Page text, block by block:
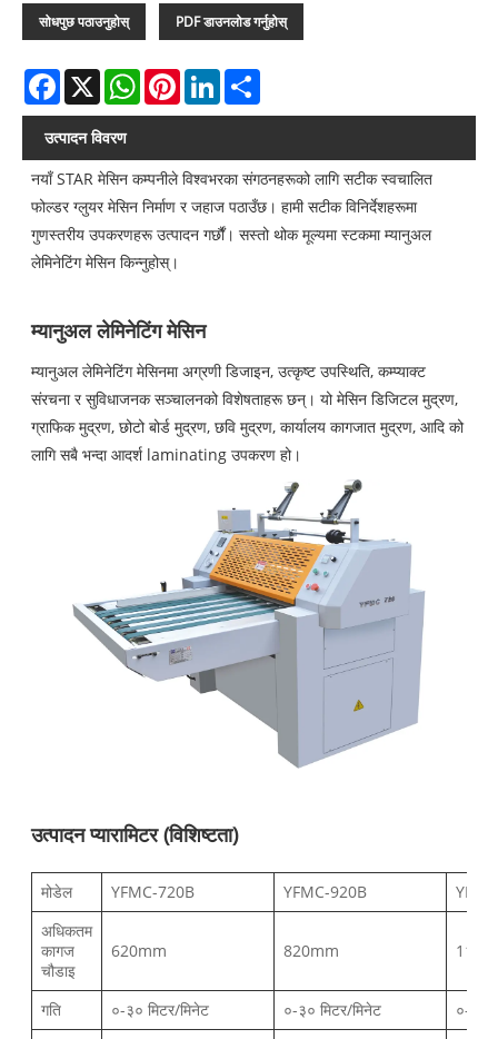
सोधपुछ पठाउनुहोस् PDF डाउनलोड गर्नुहोस्
Facebook
X WhatsAppPinterestLinkedIn
उत्पादन विवरण
नयाँ STAR मेसिन कम्पनीले विश्वभरका संगठनहरूको लागि सटीक स्वचालित
फोल्डर ग्लुयर मेसिन निर्माण र जहाज पठाउँछ। हामी सटीक विनिर्देशहरूमा
गुणस्तरीय उपकरणहरू उत्पादन गर्छौं। सस्तो थोक मूल्यमा स्टकमा म्यानुअल
लेमिनेटिंग मेसिन किन्नुहोस्।
म्यानुअल लेमिनेटिंग मेसिन
म्यानुअल लेमिनेटिंग मेसिनमा अग्रणी डिजाइन, उत्कृष्ट उपस्थिति, कम्प्याक्ट
संरचना र सुविधाजनक सञ्चालनको विशेषताहरू छन्। यो मेसिन डिजिटल मुद्रण,
ग्राफिक मुद्रण, छोटो बोर्ड मुद्रण, छवि मुद्रण, कार्यालय कागजात मुद्रण, आदि को
लागि सबै भन्दा आदर्श laminating उपकरण हो।
उत्पादन प्यारामिटर (विशिष्टता)
मोडेल YFMC-720B YFMC-920B
अधिकतम
कागज
चौडाइ
620mm 820mm
गति ०-३० मिटर/मिनेट ०-३० मिटर/मिनेट
०-३०